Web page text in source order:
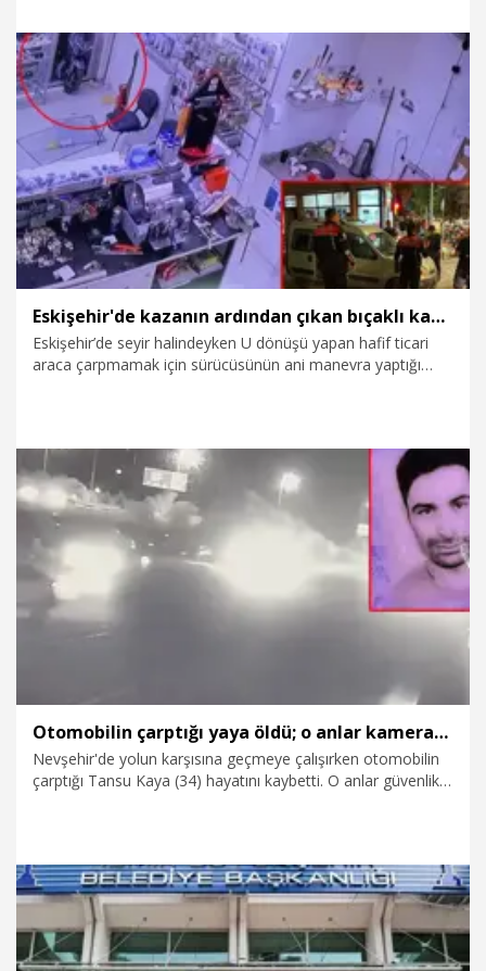
7.08.2026 Gündem
Eskişehir'de kazanın ardından çıkan bıçaklı kavga kameraya yansıdı: 2 yaralı
Eskişehir’de seyir halindeyken U dönüşü yapan hafif ticari
araca çarpmamak için sürücüsünün ani manevra yaptığı
kavga anı ise iş yerindeki güvenlik kamerasına yansıdı.
7.08.2026 Gündem
Otomobilin çarptığı yaya öldü; o anlar kamerada
Nevşehir'de yolun karşısına geçmeye çalışırken otomobilin
çarptığı Tansu Kaya (34) hayatını kaybetti. O anlar güvenlik
7.08.2026 Gündem